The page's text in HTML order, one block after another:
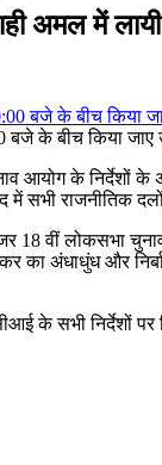
अमल में लायी
के बीच किया जाए
आयोग के
में सभी राजनीतिक
18 वीं लोकसभा
का अंधाधुंध और
सभी निर्देशों पर